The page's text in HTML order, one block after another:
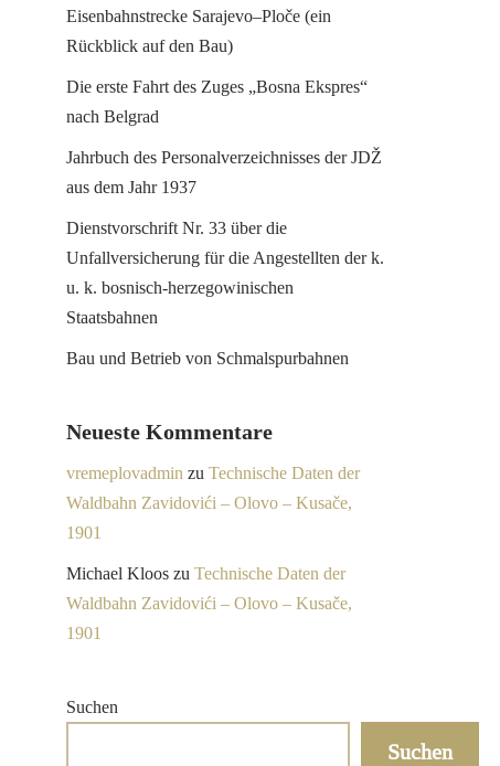
Eisenbahnstrecke Sarajevo–Ploče (ein
Rückblick auf den Bau)
Die erste Fahrt des Zuges „Bosna Ekspres“
nach Belgrad
Jahrbuch des Personalverzeichnisses der JDŽ
aus dem Jahr 1937
Dienstvorschrift Nr. 33 über die
Unfallversicherung für die Angestellten der k.
u. k. bosnisch-herzegowinischen
Staatsbahnen
Bau und Betrieb von Schmalspurbahnen
Neueste Kommentare
vremeplovadmin zu Technische Daten der
Waldbahn Zavidovići – Olovo – Kusače,
1901
Michael Kloos zu Technische Daten der
Waldbahn Zavidovići – Olovo – Kusače,
1901
Suchen
Suchen